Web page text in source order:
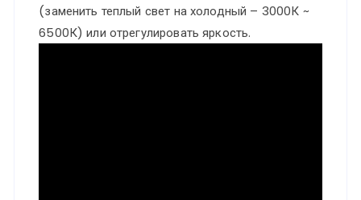
(заменить теплый свет на холодный – 3000К ~
6500К) или отрегулировать яркость.